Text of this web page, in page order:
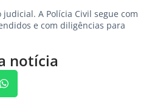
A Polícia Civil segue com
e com diligências para
notícia